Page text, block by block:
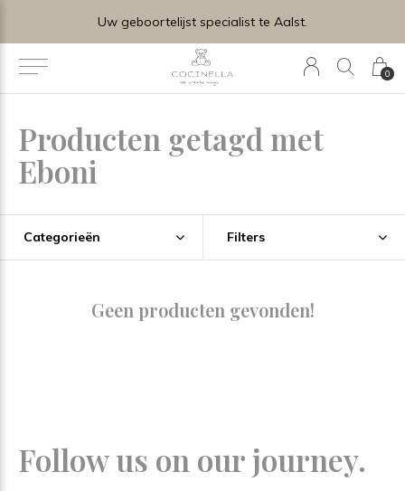
0
Uw geboortelijst specialist te Aalst.
Producten getagd met
Eboni
Categorieën Filters
Geen producten gevonden!
Follow us on our journey.